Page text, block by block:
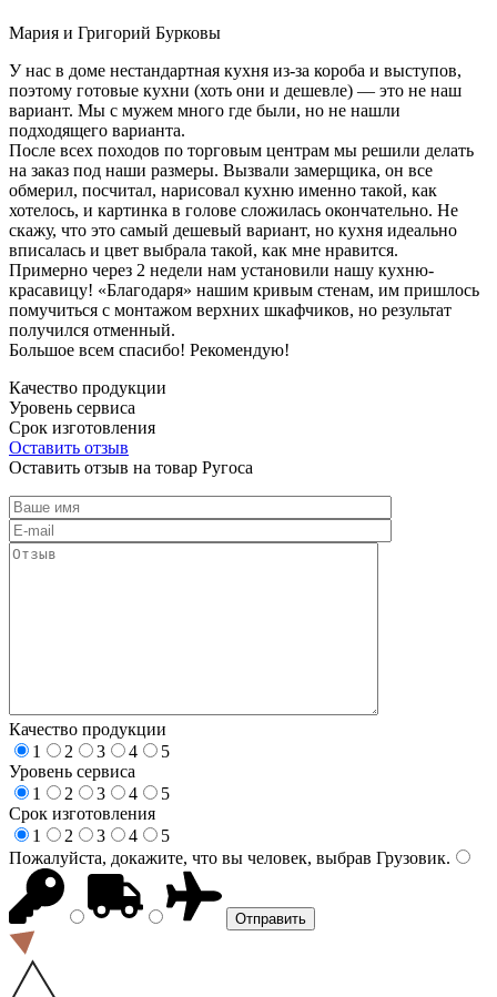
Мария и Григорий Бурковы
У нас в доме нестандартная кухня из-за короба и выступов,
поэтому готовые кухни (хоть они и дешевле) — это не наш
вариант. Мы с мужем много где были, но не нашли
подходящего варианта.
После всех походов по торговым центрам мы решили делать
на заказ под наши размеры. Вызвали замерщика, он все
обмерил, посчитал, нарисовал кухню именно такой, как
хотелось, и картинка в голове сложилась окончательно. Не
скажу, что это самый дешевый вариант, но кухня идеально
вписалась и цвет выбрала такой, как мне нравится.
Примерно через 2 недели нам установили нашу кухню-
красавицу! «Благодаря» нашим кривым стенам, им пришлось
помучиться с монтажом верхних шкафчиков, но результат
получился отменный.
Большое всем спасибо! Рекомендую!
Качество продукции
Уровень сервиса
Срок изготовления
Оставить отзыв
Оставить отзыв на товар Ругоса
Качество продукции
1
2 3 4
5
Уровень сервиса
1
2 3 4
5
Срок изготовления
1
2 3 4
5
Пожалуйста, докажите, что вы человек, выбрав Грузовик.